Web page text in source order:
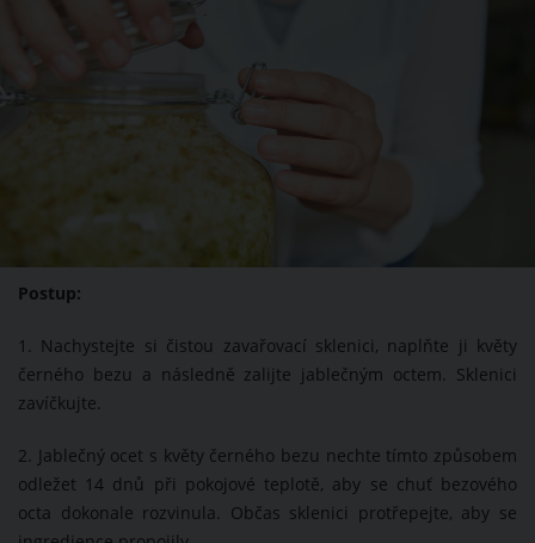
Postup:
1. Nachystejte si čistou zavařovací sklenici, naplňte ji květy
černého bezu a následně zalijte jablečným octem. Sklenici
zavíčkujte.
2. Jablečný ocet s květy černého bezu nechte tímto způsobem
odležet 14 dnů při pokojové teplotě, aby se chuť bezového
octa dokonale rozvinula. Občas sklenici protřepejte, aby se